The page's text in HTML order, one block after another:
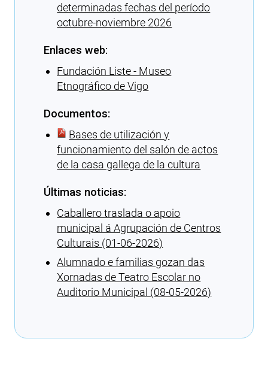
determinadas fechas del período
octubre-noviembre 2026
Enlaces web:
Fundación Liste - Museo
Etnográfico de Vigo
Documentos:
Bases de utilización y
funcionamiento del salón de actos
de la casa gallega de la cultura
Últimas noticias:
Caballero traslada o apoio
municipal á Agrupación de Centros
Culturais (01-06-2026)
Alumnado e familias gozan das
Xornadas de Teatro Escolar no
Auditorio Municipal (08-05-2026)